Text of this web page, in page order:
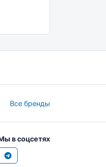
Все бренды
в соцсетях